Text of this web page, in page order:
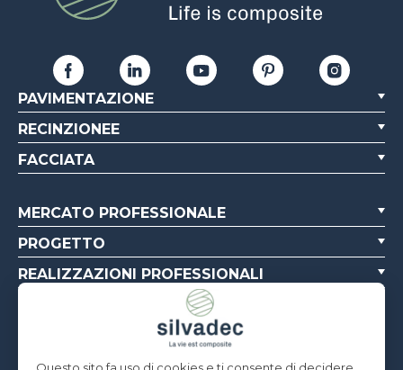
PAVIMENTAZIONE
RECINZIONEE
FACCIATA
MERCATO PROFESSIONALE
PROGETTO
REALIZZAZIONI PROFESSIONALI